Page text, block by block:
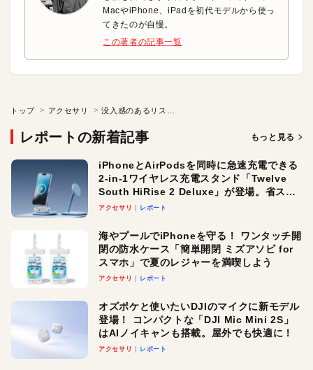
MacやiPhone、iPadを初代モデルから使っ
てきたのが自慢。
この著者の記事一覧
トップ アクセサリ
レポートの新着記事 もっと見る
iPhoneとAirPodsを同時に急速充電できる
2-in-1ワイヤレス充電スタンド「Twelve
South HiRise 2 Deluxe」が登場。省スペ
ースでおしゃれに充電したい人にオスス
アクセサリ レポート
海やプールでiPhoneを守る！ ワンタッチ開
閉の防水ケース「簡単開閉 ミズアソビ for
スマホ」で夏のレジャーを満喫しよう
アクセサリ レポート
オズポケと使いたいDJIのマイクに新モデル
登場！ コンパクトな「DJI Mic Mini 2S」
はAIノイキャンも搭載。屋外でも快適に！
アクセサリ レポート